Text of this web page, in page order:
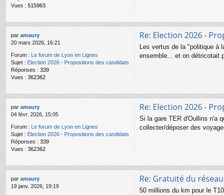
Vues : 515963
par amaury
20 mars 2026, 16:21
Forum : Le forum de Lyon en Lignes
Sujet : Election 2026 - Propositions des candidats
Réponses : 339
Vues : 362362
Re: Election 2026 -
Les vertus de la "politique à
ensemble... et on détricotait
par amaury
04 févr. 2026, 15:05
Forum : Le forum de Lyon en Lignes
Sujet : Election 2026 - Propositions des candidats
Réponses : 339
Vues : 362362
Re: Election 2026 -
Si la gare TER d'Oullins n'a
collecter/déposer des
par amaury
19 janv. 2026, 19:19
Re: Gratuité du réseau
50 millions du km pour le